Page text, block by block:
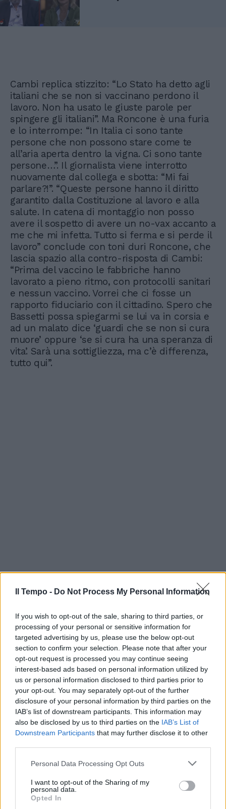
Il Tempo - Do Not Process My Personal Information
If you wish to opt-out of the sale, sharing to third parties, or
processing of your personal or sensitive information for
targeted advertising by us, please use the below opt-out
section to confirm your selection. Please note that after your
opt-out request is processed you may continue seeing
interest-based ads based on personal information utilized by
us or personal information disclosed to third parties prior to
your opt-out. You may separately opt-out of the further
disclosure of your personal information by third parties on the
IAB’s list of downstream participants. This information may
also be disclosed by us to third parties on the IAB’s List of
Downstream Participants that may further disclose it to other
Personal Data Processing Opt Outs
I want to opt-out of the Sharing of my
personal data.
Opted In
Cambi replica stizzito: “Lo Stato ha detto agli
italiani che se non si vaccinano perdono il
lavoro. Non ha usato le giuste parole per
spingere gli italiani”. Ma Roncone è una furia
e lo interrompe: “In Italia ci sono tante
persone che non possono stare come te
all’aria aperta dentro la vigna. Ci sono tante
persone…”. Il giornalista viene interrotto
nuovamente dal collega e sbotta: “Mi fai
parlare?!”. “Queste persone hanno il diritto
garantito dalla Costituzione al lavoro e alla
salute. In catena di montaggio non posso
avere il sospetto di avere un no-vax accanto a
me che mi infetta. Tutto si ferma e si perde il
lavoro” conclude con toni duri Roncone, che
lascia spazio alla contro-risposta di Cambi:
“Prima del vaccino le fabbriche hanno
lavorato a pieno ritmo, con protocolli sanitari
e nessun vaccino. Vorrei che ci fosse un
rapporto fiduciario con il cittadino. Spero che
Bassetti possa spiegarmi se lui va in corsia e
ad un malato dice ‘guardi che se non si cura
muore’ oppure ‘se si cura ha una speranza di
vita’. Sarà una sottigliezza, ma c’è differenza,
tutto qui”.